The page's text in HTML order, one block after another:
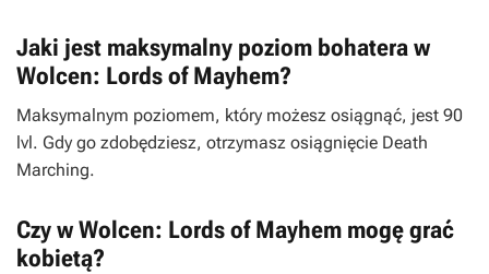
Jaki jest maksymalny poziom bohatera w
Wolcen: Lords of Mayhem?
Maksymalnym poziomem, który możesz osiągnąć, jest 90
lvl. Gdy go zdobędziesz, otrzymasz osiągnięcie Death
Marching.
Czy w Wolcen: Lords of Mayhem mogę grać
kobietą?